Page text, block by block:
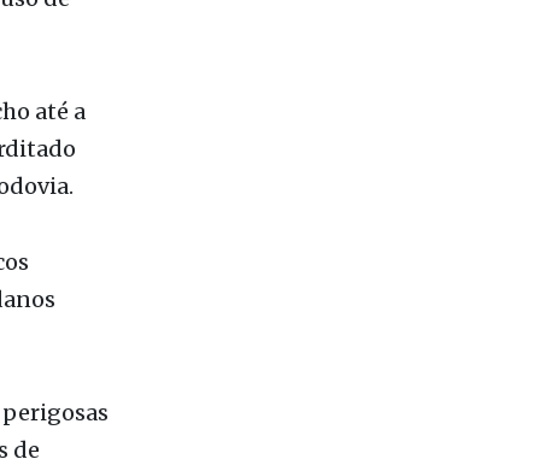
de
até a